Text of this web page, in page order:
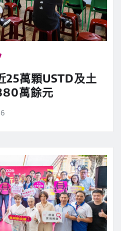
25萬顆USTD及土
萬餘元